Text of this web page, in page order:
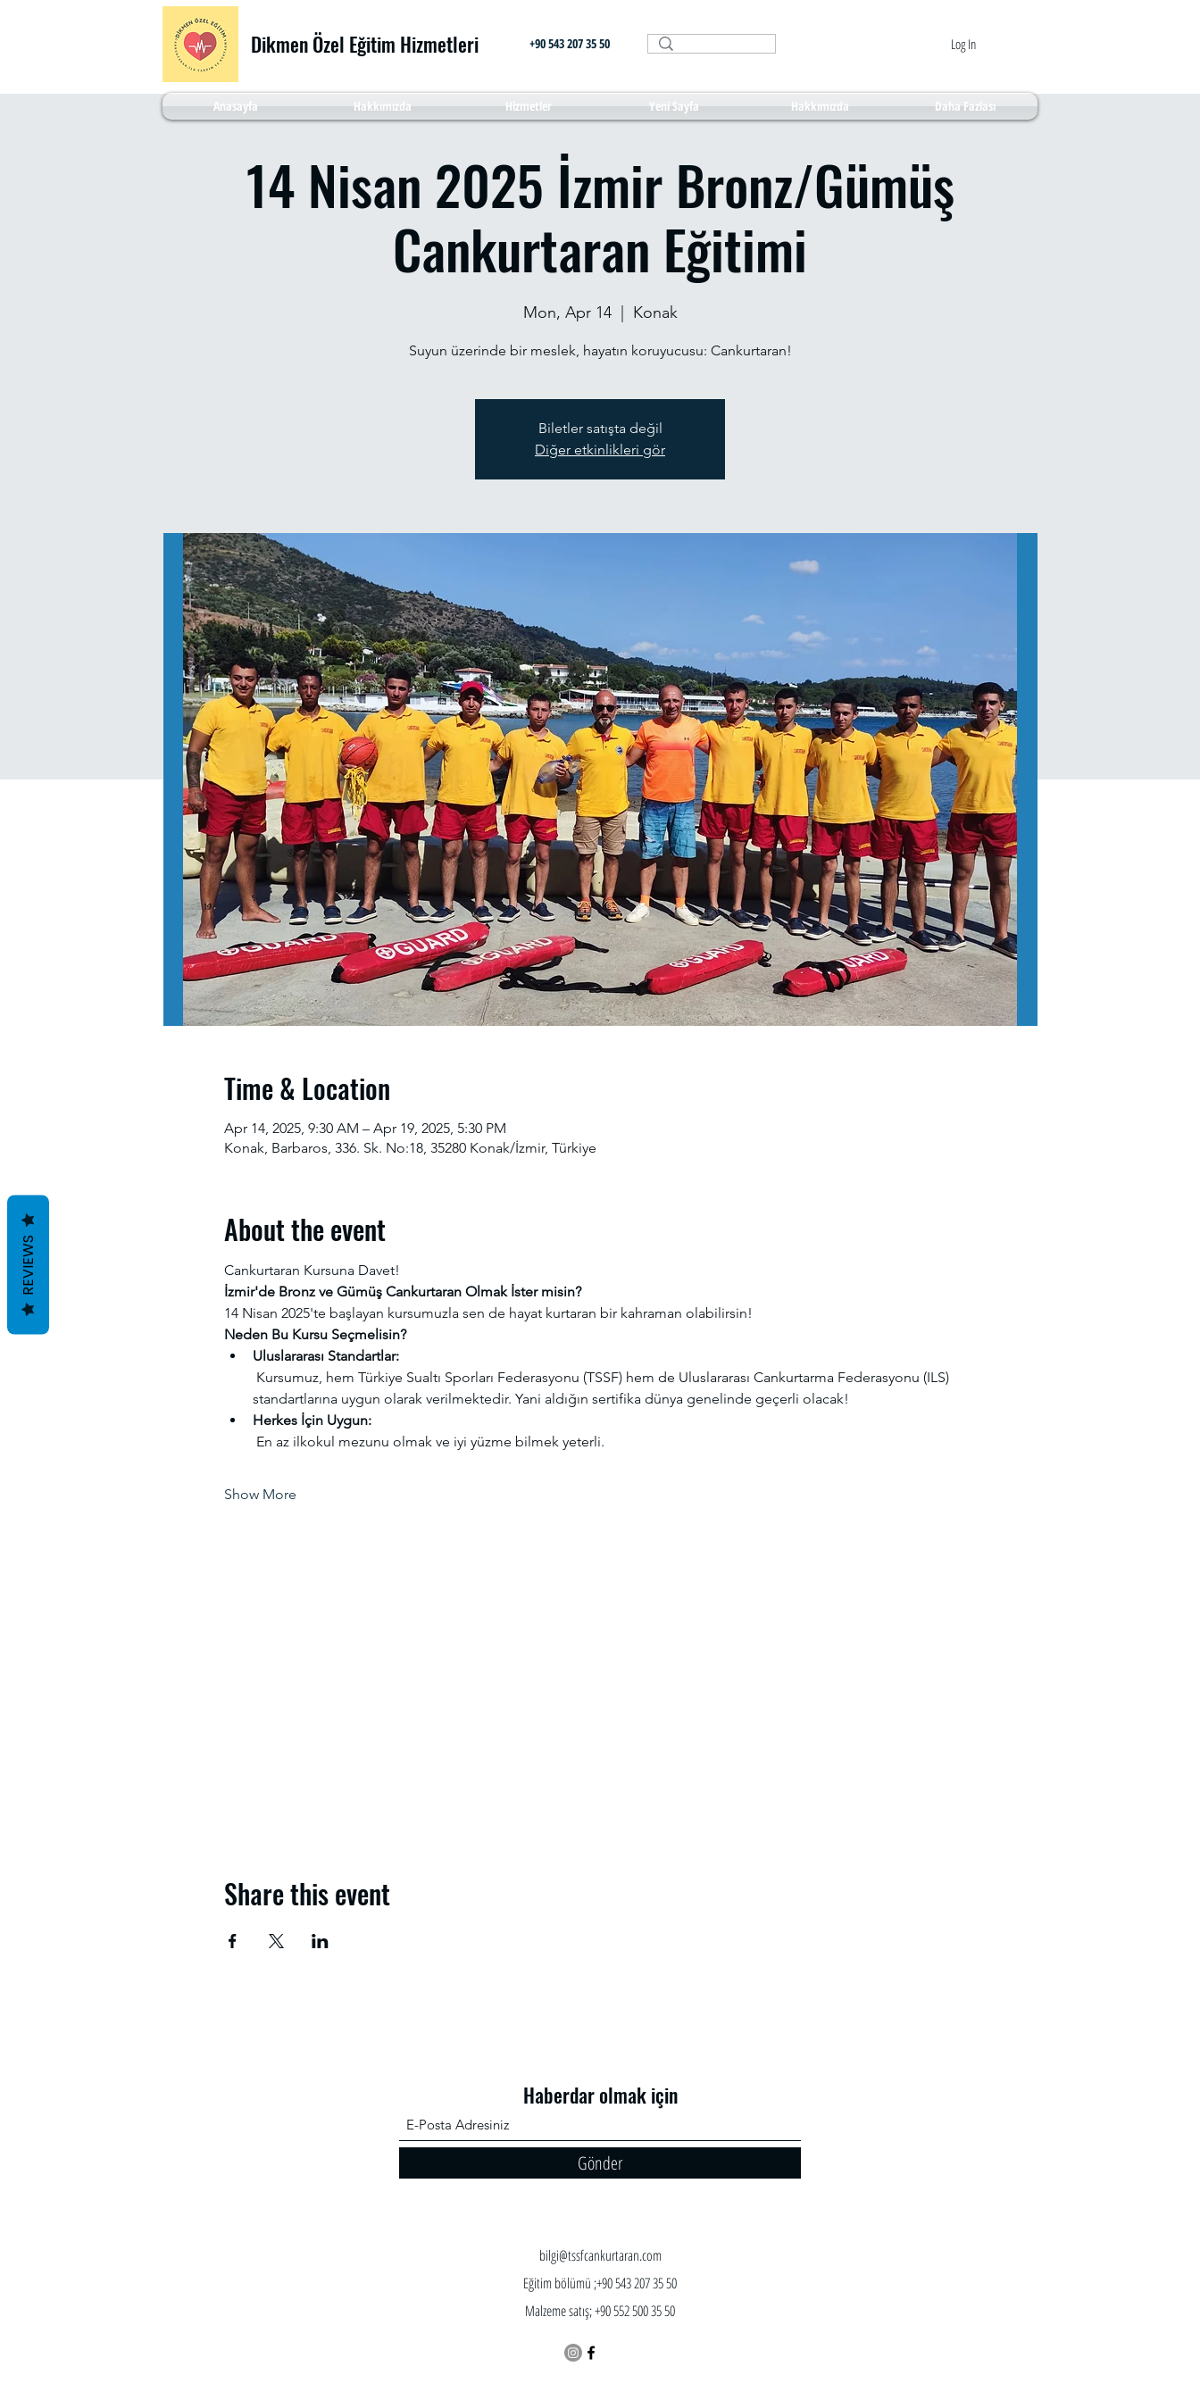
Dikmen Özel Eğitim Hizmetleri +90 543 207 35 50 Log In
Anasayfa Hakkımızda Hizmetler Yeni Sayfa Hakkımızda Daha Fazlası
14 Nisan 2025 İzmir Bronz/Gümüş
Cankurtaran Eğitimi
Mon, Apr 14
  |
Konak
Suyun üzerinde bir meslek, hayatın koruyucusu: Cankurtaran!
Biletler satışta değil
Diğer etkinlikleri gör
Time & Location
Apr 14, 2025, 9:30 AM – Apr 19, 2025, 5:30 PM
Konak, Barbaros, 336. Sk. No:18, 35280 Konak/İzmir, Türkiye
About the event
Cankurtaran Kursuna Davet!
İzmir'de Bronz ve Gümüş Cankurtaran Olmak İster misin?
14 Nisan 2025'te başlayan kursumuzla sen de hayat kurtaran bir kahraman olabilirsin!
Neden Bu Kursu Seçmelisin?
Uluslararası Standartlar:
standartlarına uygun olarak verilmektedir. Yani aldığın sertifika dünya genelinde geçerli olacak!
Herkes İçin Uygun:
En az ilkokul mezunu olmak ve iyi yüzme bilmek yeterli.
Show More
Share this event
Haberdar olmak için
Gönder
bilgi@tssfcankurtaran.com
Eğitim bölümü ;+90 543 207 35 50
Malzeme satış; +90 552 500 35 50
REVIEWS